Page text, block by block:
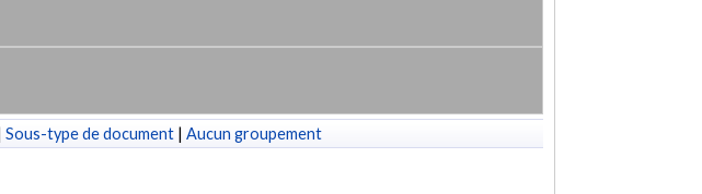
Sous-type de document | Aucun groupement